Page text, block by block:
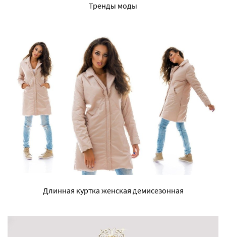
Тренды моды
Длинная куртка женская демисезонная